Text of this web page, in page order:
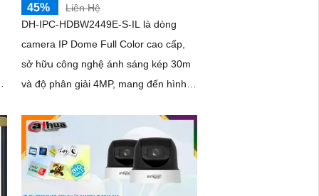
45%
Liên Hệ
DH-IPC-HDBW2449E-S-IL là dòng
camera IP Dome Full Color cao cấp,
sở hữu công nghệ ánh sáng kép 30m
và độ phân giải 4MP, mang đến hình
đêm. Camera được tích hợp micro ghi
âm cùng tính năng nhận diện người và
phương tiện, giúp giám sát an ninh
hiệu quả